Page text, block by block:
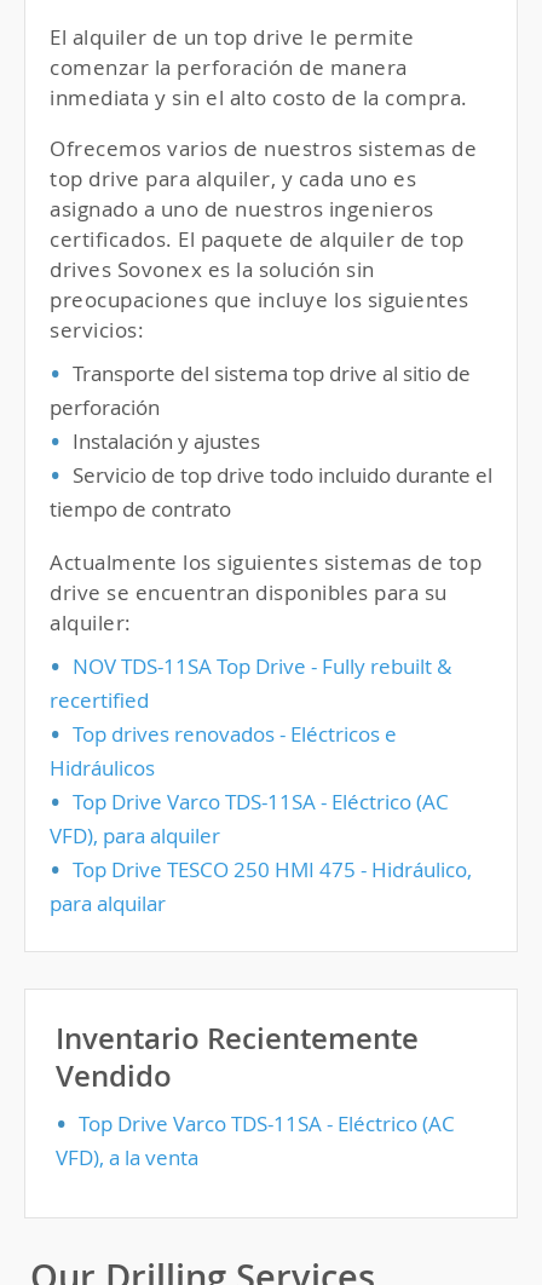
El alquiler de un top drive le permite
comenzar la perforación de manera
inmediata y sin el alto costo de la compra.
Ofrecemos varios de nuestros sistemas de
top drive para alquiler, y cada uno es
asignado a uno de nuestros ingenieros
certificados. El paquete de alquiler de top
drives Sovonex es la solución sin
preocupaciones que incluye los siguientes
servicios:
Transporte del sistema top drive al sitio de
perforación
Instalación y ajustes
Servicio de top drive todo incluido durante el
tiempo de contrato
Actualmente los siguientes sistemas de top
drive se encuentran disponibles para su
alquiler:
NOV TDS-11SA Top Drive - Fully rebuilt &
recertified
Top drives renovados - Eléctricos e
Hidráulicos
Top Drive Varco TDS-11SA - Eléctrico (AC
VFD), para alquiler
Top Drive TESCO 250 HMI 475 - Hidráulico,
para alquilar
Inventario Recientemente
Vendido
Top Drive Varco TDS-11SA - Eléctrico (AC
VFD), a la venta